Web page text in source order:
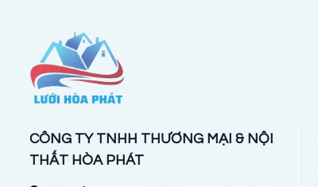
CÔNG TY TNHH THƯƠNG MẠI & NỘI
THẤT HÒA PHÁT